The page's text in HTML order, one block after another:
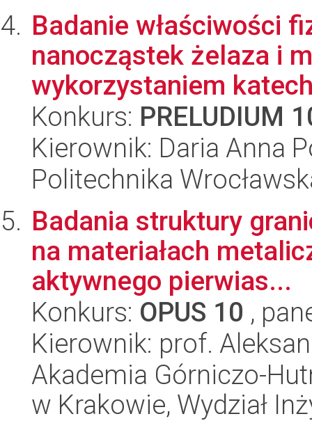
Badanie właściwości
nanocząstek żelaza i
wykorzystaniem
Konkurs: PRELUDIUM
Kierownik: Daria Anna
Politechnika
Badania struktury
na materiałach
aktywnego pierwias...
Konkurs: OPUS 10 ,
Kierownik: prof.
Akademia Górniczo-
w Krakowie, Wydział